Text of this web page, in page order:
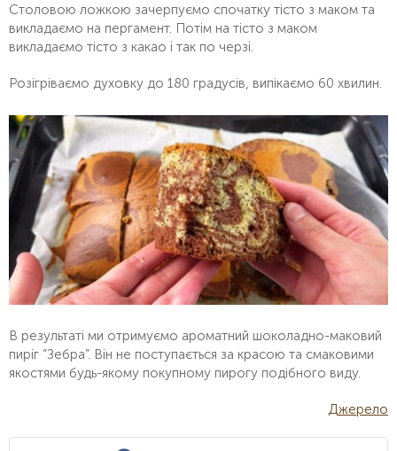
Столовою ложкою зачерпуємо спочатку тісто з маком та
викладаємо на пергамент. Потім на тісто з маком
викладаємо тісто з какао і так по черзі.
Розігріваємо духовку до 180 градусів, випікаємо 60 хвилин.
В результаті ми отримуємо ароматний шоколадно-маковий
пиріг “Зебра”. Він не поступається за красою та смаковими
якостями будь-якому покупному пирогу подібного виду.
Джерело